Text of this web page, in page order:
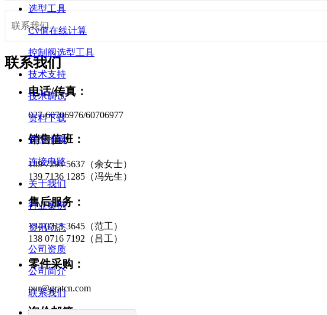
选型工具
Cv值在线计算
控制阀选型工具
技术支持
技术调试
资料下载
选型指南
连接电路
关于我们
行业案例
资讯动态
公司资质
公司简介
联系我们
联系我们
联系我们
电话/传真：
027-60706976/60706977
销售值班：
189 7295 5637（余女士）
139 7136 1285（冯先生）
售后服务：
134 0715 3645（范工）
138 0716 7192（吕工）
零件采购：
pur@gratcn.com
询价邮箱：